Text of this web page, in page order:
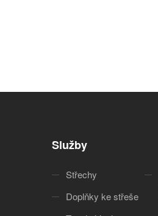
Služby
Střechy
Doplňky ke střeše